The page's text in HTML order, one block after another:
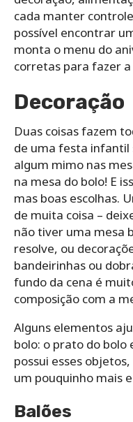
cada manter
possível encontrar
monta o menu do
corretas para fazer
Decoração
Duas coisas fazem
de uma festa infantil
algum mimo nas
na mesa do bolo! E
mas boas escolhas.
de muita coisa –
não tiver uma mesa
resolve, ou
bandeirinhas ou
fundo da cena é
composição com a
Alguns elementos
bolo: o prato do bolo
possui esses
um pouquinho mais
Balões